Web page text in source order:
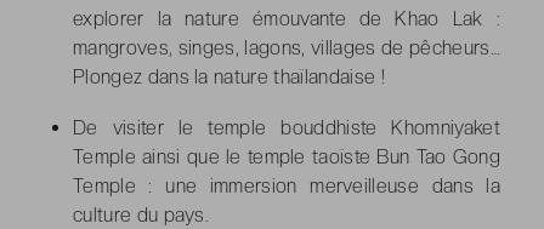
explorer la nature émouvante de Khao Lak :
mangroves, singes, lagons, villages de pêcheurs…
Plongez dans la nature thaïlandaise !
De visiter le temple bouddhiste Khomniyaket
Temple ainsi que le temple taoïste Bun Tao Gong
Temple : une immersion merveilleuse dans la
culture du pays.